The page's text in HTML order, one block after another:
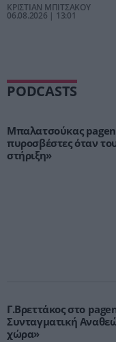
ΚΡΙΣΤΙΑΝ ΜΠΙΤΣΑΚΟΥ
06.08.2026 | 13:01
PODCASTS
Μπαλατσούκας
πυροσβέστες όταν
στήριξη»
Γ.Βρεττάκος στο
Συνταγματική
χώρα»